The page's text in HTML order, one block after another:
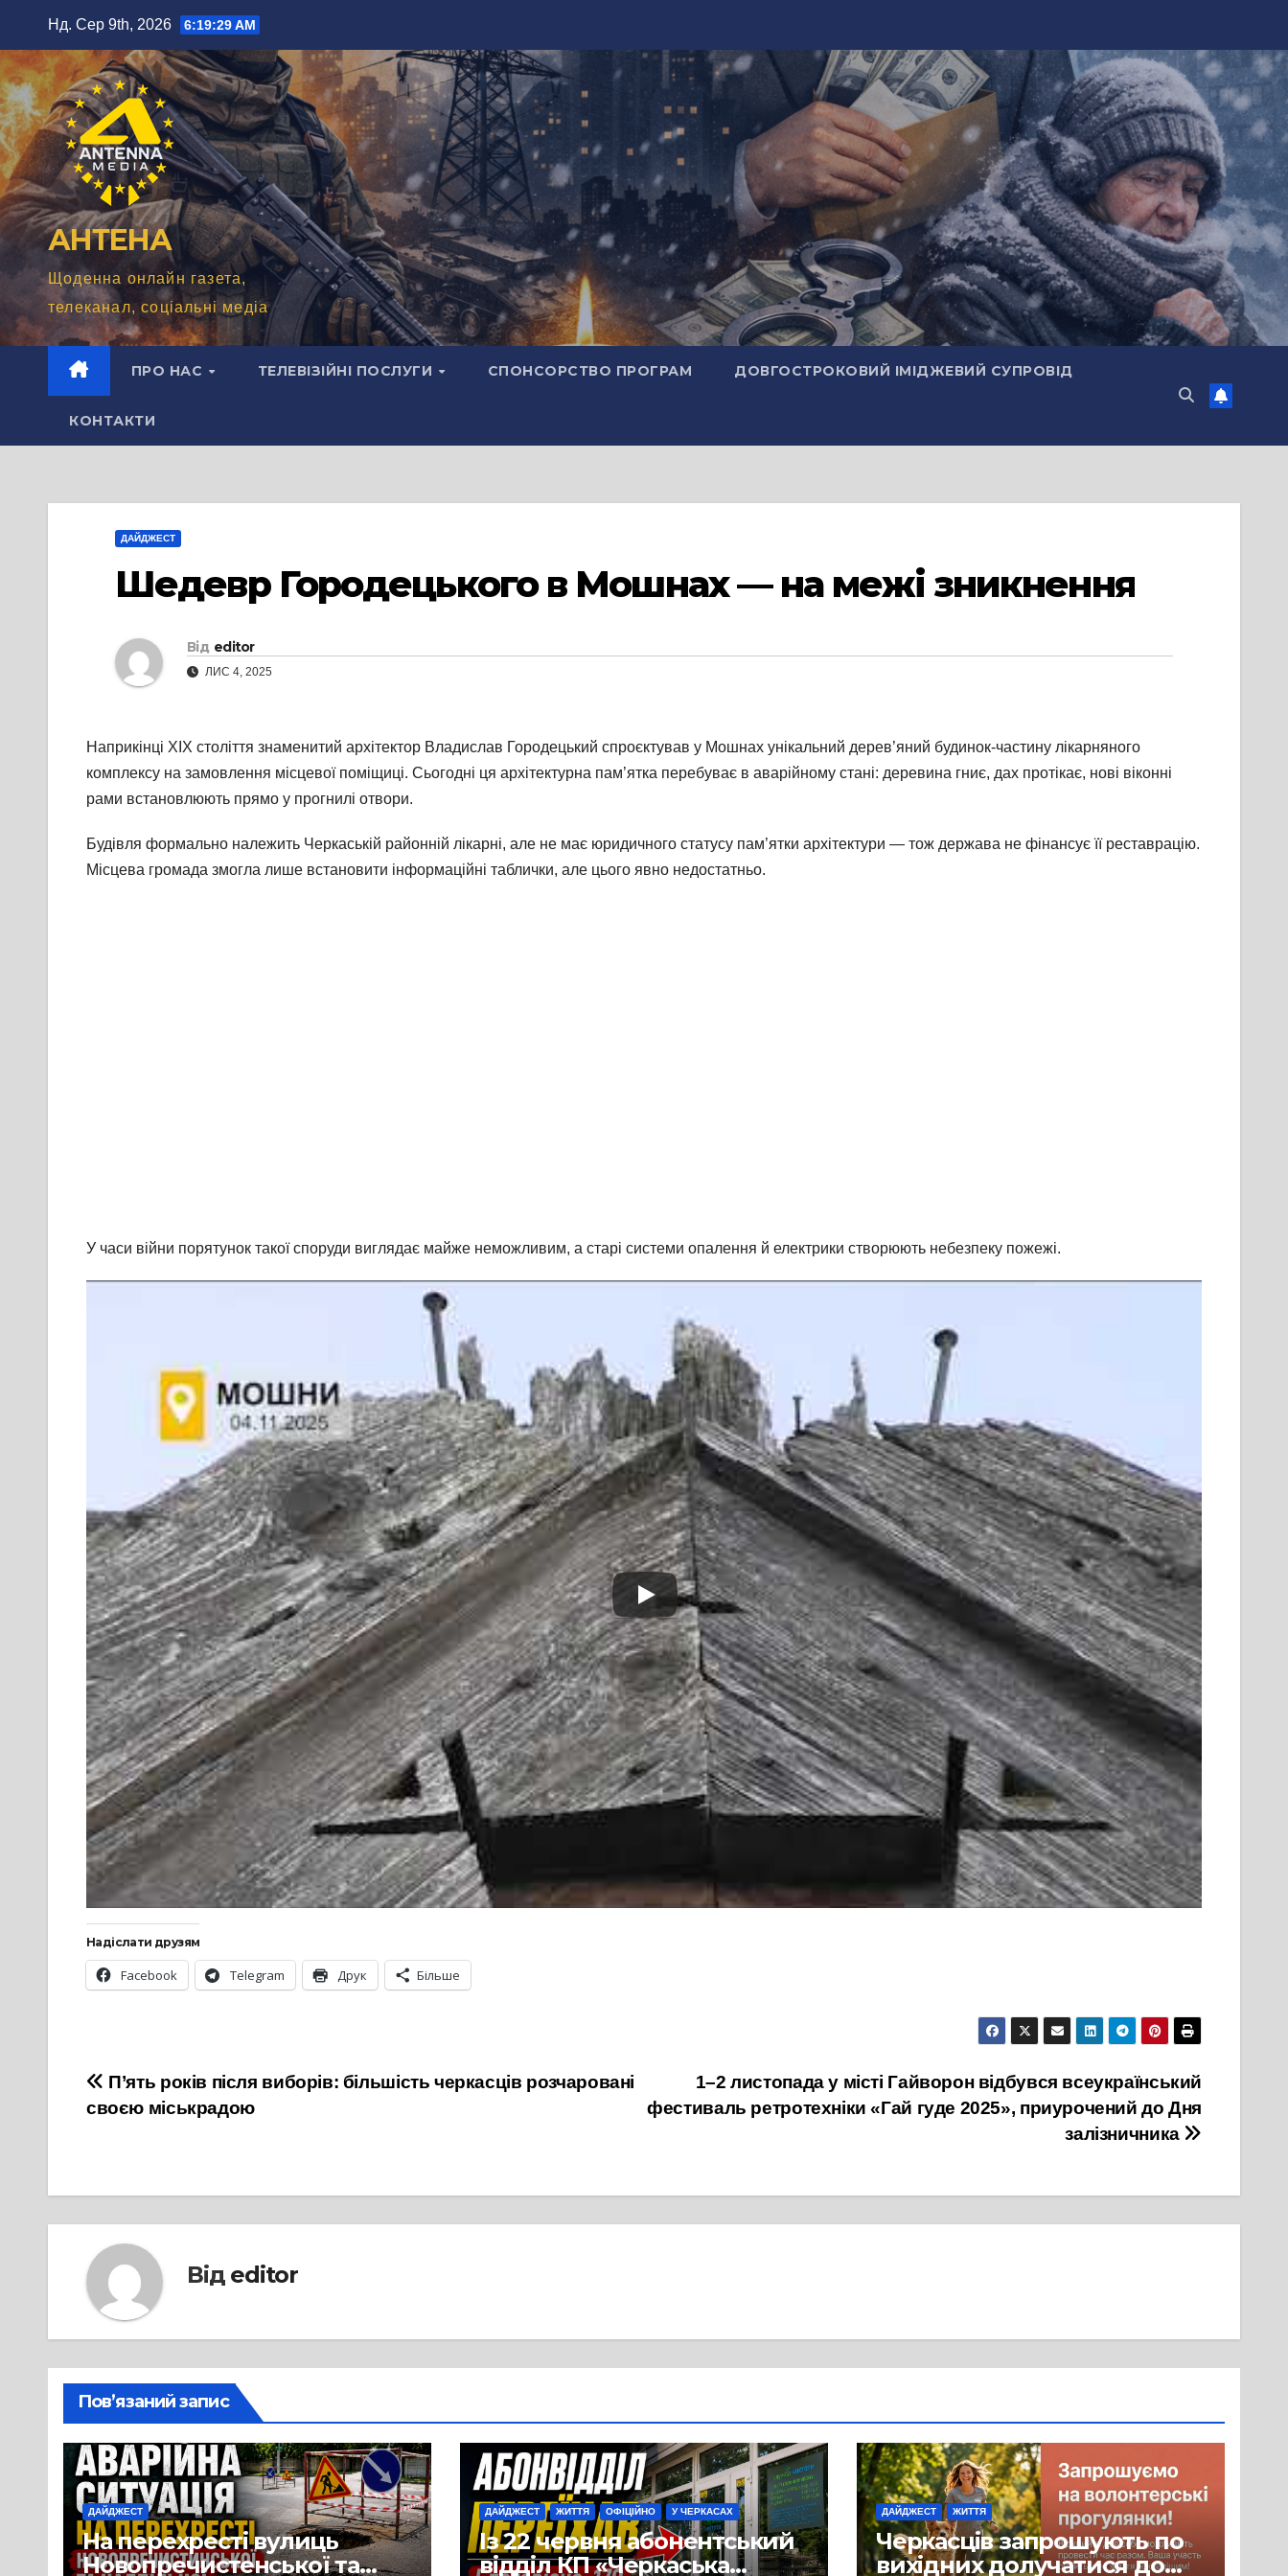
вмісту
Нд. Сер 9th, 2026 6:19:31 AM
АНТЕНА
Щоденна онлайн газета,
телеканал, соціальні медіа
ПРО НАС ТЕЛЕВІЗІЙНІ ПОСЛУГИ СПОНСОРСТВО ПРОГРАМ ДОВГОСТРОКОВИЙ ІМІДЖЕВИЙ СУПРОВІД
КОНТАКТИ
ДАЙДЖЕСТ
Шедевр Городецького в Мошнах — на межі зникнення
Від editor
ЛИС 4, 2025
Наприкінці XIX століття знаменитий архітектор Владислав Городецький спроєктував у Мошнах унікальний дерев’яний будинок-частину лікарняного
комплексу на замовлення місцевої поміщиці. Сьогодні ця архітектурна пам’ятка перебуває в аварійному стані: деревина гниє, дах протікає, нові віконні
рами встановлюють прямо у прогнилі отвори.
Будівля формально належить Черкаській районній лікарні, але не має юридичного статусу пам’ятки архітектури — тож держава не фінансує її реставрацію.
Місцева громада змогла лише встановити інформаційні таблички, але цього явно недостатньо.
У часи війни порятунок такої споруди виглядає майже неможливим, а старі системи опалення й електрики створюють небезпеку пожежі.
Надіслати друзям
Facebook Telegram Друк Більше
Навігація
1–2 листопада у місті Гайворон відбувся всеукраїнський
фестиваль ретротехніки «Гай гуде 2025», приурочений до Дня
залізничника
П’ять років після виборів: більшість черкасців розчаровані
своєю міськрадою
Від editor
Пов’язаний запис
ДАЙДЖЕСТ
На перехресті вулиць
Новопречистенської та
ДАЙДЖЕСТ ЖИТТЯ ОФІЦІЙНО У ЧЕРКАСАХ
Із 22 червня абонентський
відділ КП «Черкаська
ДАЙДЖЕСТ ЖИТТЯ
Черкасців запрошують по
вихідних долучатися до